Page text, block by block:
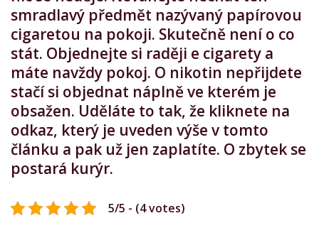
smradlavý předmět nazývaný papírovou
cigaretou na pokoji. Skutečně není o co
stát. Objednejte si raději e cigarety a
máte navždy pokoj. O nikotin nepřijdete
stačí si objednat náplně ve kterém je
obsažen. Uděláte to tak, že kliknete na
odkaz, který je uveden výše v tomto
článku a pak už jen zaplatíte. O zbytek se
postará kurýr.
5/5 - (4 votes)